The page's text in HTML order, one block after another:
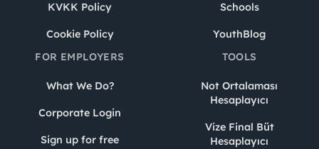
KVKK Policy
Cookie Policy
Schools
YouthBlog
FOR EMPLOYERS
What We Do?
Corporate Login
Sign up for free
TOOLS
Not Ortalaması
Hesaplayıcı
Vize Final Büt
Hesaplayıcı